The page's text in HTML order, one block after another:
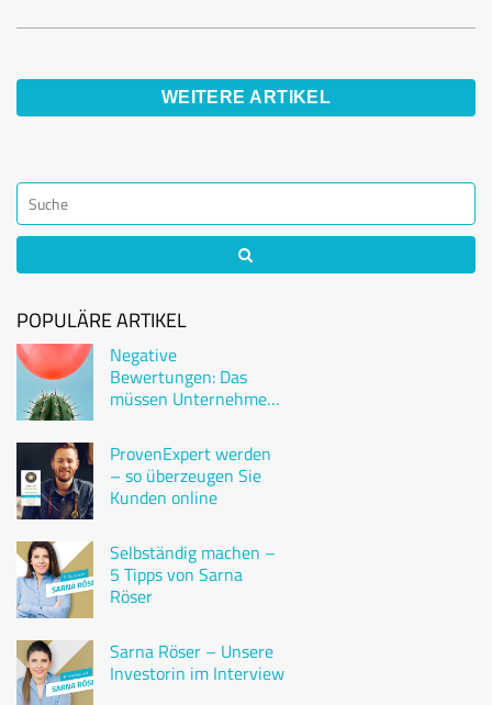
WEITERE ARTIKEL
POPULÄRE ARTIKEL
Negative
Bewertungen: Das
müssen Unternehmen
ProvenExpert werden
– so überzeugen Sie
Kunden online
Selbständig machen –
5 Tipps von Sarna
Röser
Sarna Röser – Unsere
Investorin im Interview